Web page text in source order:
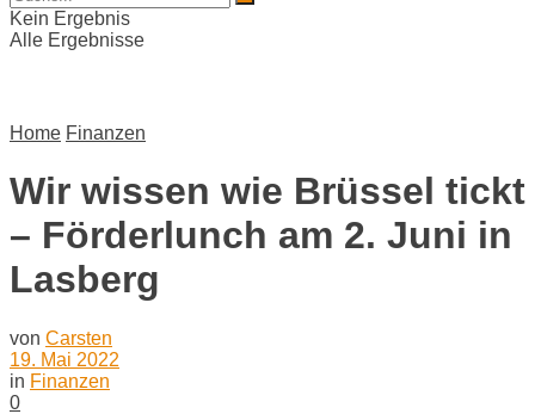
Kein Ergebnis
Alle Ergebnisse
Home Finanzen
Wir wissen wie Brüssel tickt
– Förderlunch am 2. Juni in
Lasberg
von Carsten
19. Mai 2022
in Finanzen
0